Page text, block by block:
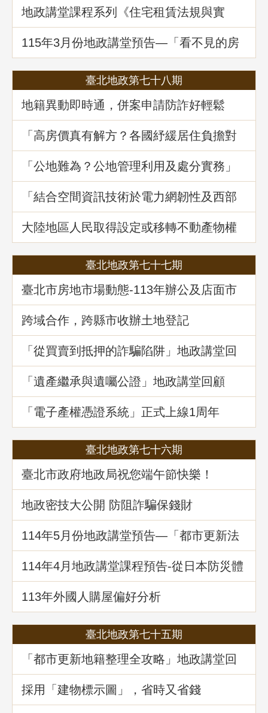
地政講堂課程系列《住宅租賃法規與實
務》回顧
115年3⽉份地政講堂預告—「看不見的房
屋大盜：揭開不動產詐騙的五大陰謀」
臺北地政第七十八期
地籍異動即時通，併案申請防詐好輕鬆
「高房價真有解方？各國紓緩居住負擔對
策與臺灣房市前景展望」地政講堂回顧
「公地難為？公地管理利用及處分實務」
地政講堂回顧
「結合空間資訊技術於電力網韌性及西部
海域離岸風力發電選址風險分析」地政講
堂回顧
大陸地區人民取得設定或移轉不動產物權
之許可及管理
臺北地政第七十七期
臺北市房地市場動態-113年辦公及店面市
場
跨域合作，跨縣市收辦土地登記
「從買賣到抵押的詐騙陷阱」地政講堂回
顧
「遺產繼承與遺囑公證」地政講堂回顧
「電子產權憑證系統」正式上線1周年
臺北地政第七十六期
臺北市政府地政局祝您端午節快樂！
地政密技大公開 防阻詐騙保錢財
114年5⽉份地政講堂預告—「都市更新法
理與實務」
114年4月地政講堂課程預告-從日本防災體
系看台灣的減災與建物更新重建
113年外國人購屋偏好分析
臺北地政第七十五期
「都市更新地籍整理全攻略」地政講堂回
顧
採用「建物標示圖」，省時又省錢